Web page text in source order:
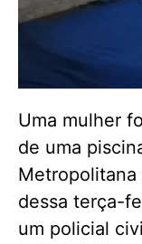
Uma mulher
de uma
Metropolitana
dessa terça-
um policial